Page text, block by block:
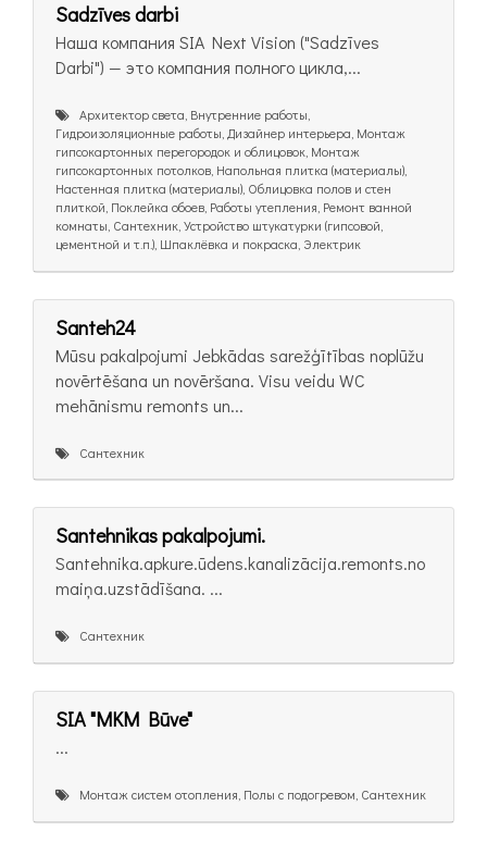
Sadzīves darbi
Наша компания SIA Next Vision ("Sadzīves
Darbi") — это компания полного цикла,...
Архитектор света, Внутренние работы,
Гидроизоляционные работы, Дизайнер интерьера, Монтаж
гипсокартонных перегородок и облицовок, Монтаж
гипсокартонных потолков, Напольная плитка (материалы),
Настенная плитка (материалы), Облицовка полов и стен
плиткой, Поклейка обоев, Работы утепления, Ремонт ванной
комнаты, Сантехник, Устройство штукатурки (гипсовой,
цементной и т.п.), Шпаклёвка и покраска, Электрик
Santeh24
Mūsu pakalpojumi Jebkādas sarežģītības noplūžu
novērtēšana un novēršana. Visu veidu WC
mehānismu remonts un...
Сантехник
Santehnikas pakalpojumi.
Santehnika.apkure.ūdens.kanalizācija.remonts.no
maiņa.uzstādīšana. ...
Сантехник
SIA "MKM Būve"
...
Монтаж систем отопления, Полы с подогревом, Сантехник